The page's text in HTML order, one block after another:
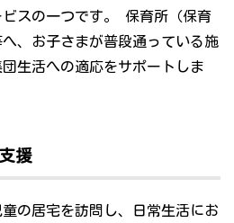
スの一つです。 保育所（保育
、お子さまが普段通っている施
生活への適応をサポートしま
援
の居宅を訪問し、日常生活にお